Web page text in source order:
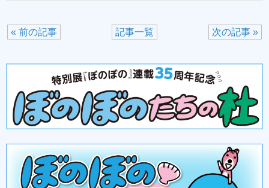
次の記事 »
記事一覧
« 前の記事